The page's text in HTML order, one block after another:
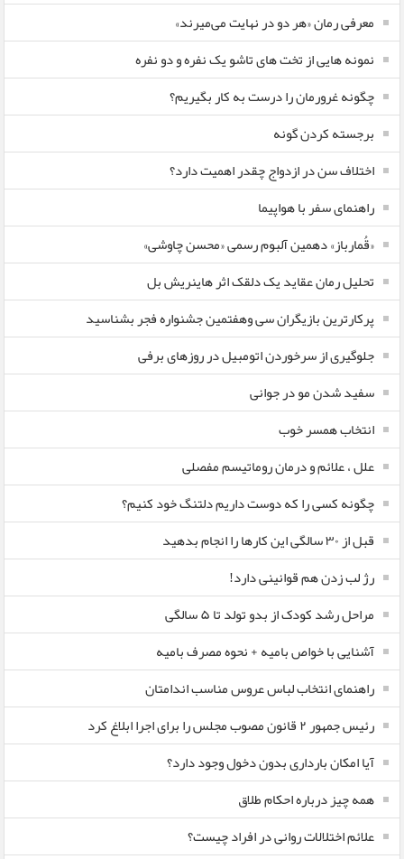
معرفی رمان «هر دو در نهایت می‌میرند»
نمونه هایی از تخت های تاشو یک نفره و دو نفره
چگونه غرورمان را درست به کار بگیریم؟
برجسته کردن گونه
اختلاف سن در ازدواج چقدر اهمیت دارد؟
راهنمای سفر با هواپیما
«قُمارباز» دهمین آلبوم رسمی «محسن چاوشی»
تحلیل رمان عقاید یک دلقک اثر هاینریش بل
پرکارترین بازیگران سی وهفتمین جشنواره فجر بشناسید
جلوگیری از سرخوردن اتومبیل در روزهای برفی
سفید شدن مو در جوانی
انتخاب همسر خوب
علل ، علائم و درمان روماتیسم مفصلی
چگونه کسی را که دوست داریم دلتنگ خود کنیم؟
قبل از ۳۰ سالگی این کارها را انجام بدهید
رژ لب زدن هم قوانینی دارد!
مراحل رشد کودک از بدو تولد تا ۵ سالگی
آشنایی با خواص بامیه + نحوه مصرف بامیه
راهنمای انتخاب لباس عروس مناسب اندامتان
رئیس جمهور ۲ قانون مصوب مجلس را برای اجرا ابلاغ کرد
آیا امکان بارداری بدون دخول وجود دارد؟
همه چیز درباره احکام طلاق
علائم اختلالات روانی در افراد چیست؟